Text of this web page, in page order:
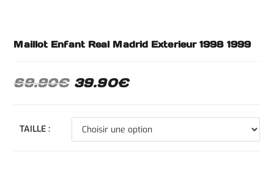
Maillot Enfant Real Madrid Exterieur 1998 1999
69.90€ 39.90€
TAILLE :